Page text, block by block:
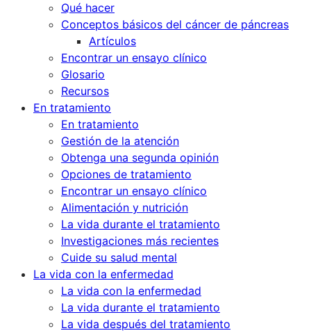
Qué hacer
Conceptos básicos del cáncer de páncreas
Artículos
Encontrar un ensayo clínico
Glosario
Recursos
En tratamiento
En tratamiento
Gestión de la atención
Obtenga una segunda opinión
Opciones de tratamiento
Encontrar un ensayo clínico
Alimentación y nutrición
La vida durante el tratamiento
Investigaciones más recientes
Cuide su salud mental
La vida con la enfermedad
La vida con la enfermedad
La vida durante el tratamiento
La vida después del tratamiento